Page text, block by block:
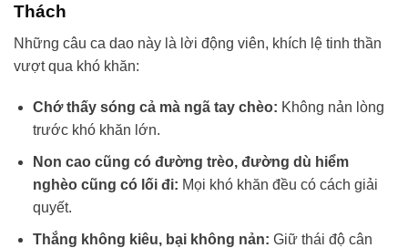
Thách
Những câu ca dao này là lời động viên, khích lệ tinh thần
vượt qua khó khăn:
Chớ thấy sóng cả mà ngã tay chèo: Không nản lòng
trước khó khăn lớn.
Non cao cũng có đường trèo, đường dù hiểm
nghèo cũng có lối đi: Mọi khó khăn đều có cách giải
quyết.
Thắng không kiêu, bại không nản: Giữ thái độ cân